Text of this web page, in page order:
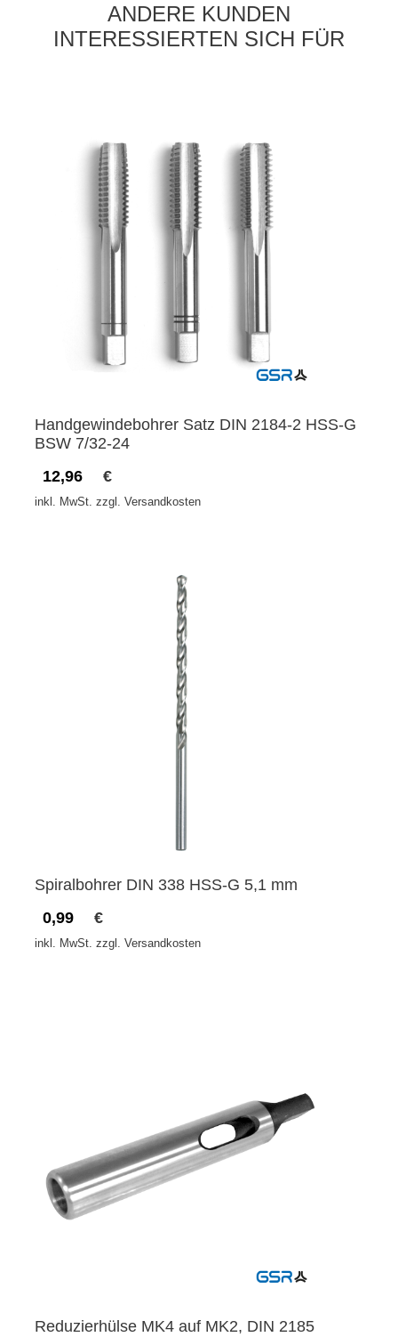
ANDERE KUNDEN
INTERESSIERTEN SICH FÜR
Handgewindebohrer Satz DIN 2184-2 HSS-G
BSW 7/32-24
12,96
€
inkl. MwSt. zzgl. Versandkosten
Spiralbohrer DIN 338 HSS-G 5,1 mm
0,99
€
inkl. MwSt. zzgl. Versandkosten
Reduzierhülse MK4 auf MK2, DIN 2185